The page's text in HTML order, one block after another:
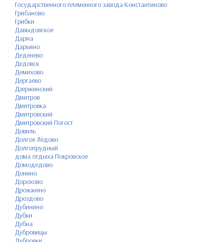
Государственного племенного завода Константиново
Грибаново
Грибки
Давыдовское
Дарна
Дарьино
Деденево
Дедовск
Демихово
Дергаево
Дзержинский
Дмитров
Дмитровка
Дмитровский
Дмитровский Погост
Довиль
Долгое Лёдово
Долгопрудный
дома отдыха Покровское
Домодедово
Донино
Дорохово
Дрожжино
Дроздово
Дубинино
Дубки
Дубна
Дубровицы